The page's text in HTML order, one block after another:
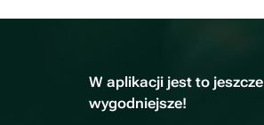
W aplikacji jest to jeszcze
wygodniejsze!